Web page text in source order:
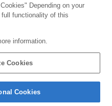
Depending on your
functionality of this
information.
Cookies
Cookies